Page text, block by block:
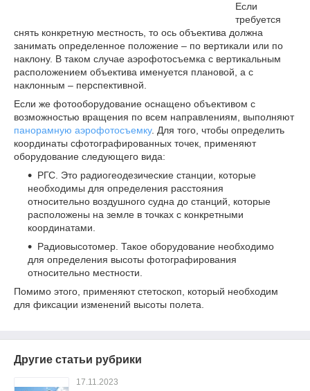
Если
требуется
снять конкретную местность, то ось объектива должна
занимать определенное положение – по вертикали или по
наклону. В таком случае аэрофотосъемка с вертикальным
расположением объектива именуется плановой, а с
наклонным – перспективной.
Если же фотооборудование оснащено объективом с
возможностью вращения по всем направлениям, выполняют
панорамную аэрофотосъемку. Для того, чтобы определить
координаты сфотографированных точек, применяют
оборудование следующего вида:
РГС. Это радиогеодезические станции, которые
необходимы для определения расстояния
относительно воздушного судна до станций, которые
расположены на земле в точках с конкретными
координатами.
Радиовысотомер. Такое оборудование необходимо
для определения высоты фотографирования
относительно местности.
Помимо этого, применяют стетоскоп, который необходим
для фиксации изменений высоты полета.
Другие статьи рубрики
17.11.2023